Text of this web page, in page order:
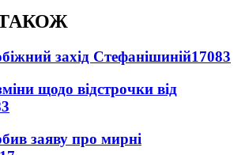
захід Стефанішиній17083
щодо відстрочки від
заяву про мирні